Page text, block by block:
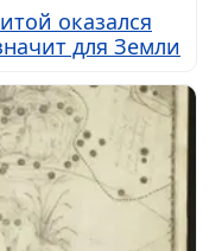
оказался
для Земли